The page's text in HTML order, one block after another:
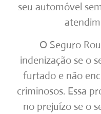
seu automóvel
O Seguro
indenização se o
furtado e não
criminosos. Essa
no prejuízo se o